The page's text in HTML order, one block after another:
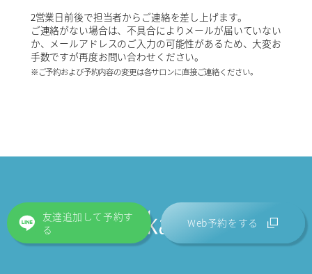
2営業日前後で担当者からご連絡を差し上げます。
ご連絡がない場合は、不具合によりメールが届いていない
か、メールアドレスのご入力の可能性があるため、大変お
手数ですが再度お問い合わせください。
※ご予約および予約内容の変更は各サロンに直接ご連絡ください。
友達追加して予約す
る
Web予約をする